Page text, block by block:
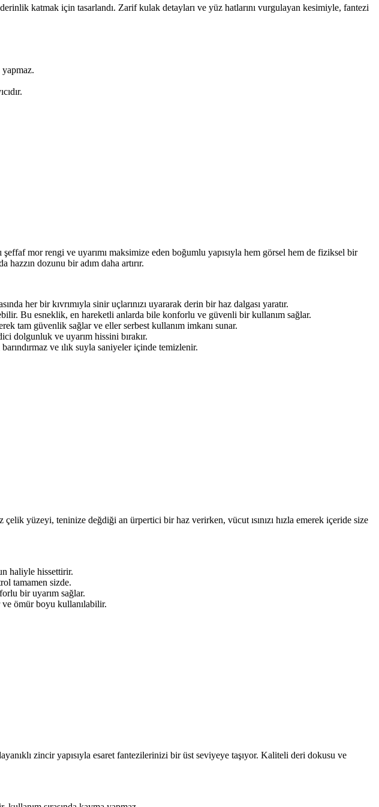
katmak için tasarlandı. Zarif kulak detayları ve yüz hatlarını vurgulayan kesimiyle, fantezi
şeffaf mor rengi ve uyarımı maksimize eden boğumlu yapısıyla hem görsel hem de fiziksel bir
dozunu bir adım daha artırır.
her bir kıvrımıyla sinir uçlarınızı uyararak derin bir haz dalgası yaratır.
Bu esneklik, en hareketli anlarda bile konforlu ve güvenli bir kullanım sağlar.
tam güvenlik sağlar ve eller serbest kullanım imkanı sunar.
dolgunluk ve uyarım hissini bırakır.
ve ılık suyla saniyeler içinde temizlenir.
yüzeyi, teninize değdiği an ürpertici bir haz verirken, vücut ısınızı hızla emerek içeride size
haliyle hissettirir.
tamamen sizde.
bir uyarım sağlar.
ve ömür boyu kullanılabilir.
zincir yapısıyla esaret fantezilerinizi bir üst seviyeye taşıyor. Kaliteli deri dokusu ve